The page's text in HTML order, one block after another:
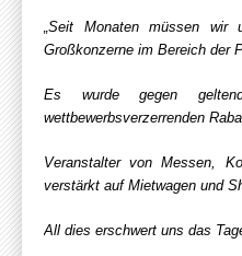
„Seit Monaten müssen wir
Großkonzerne im Bereich der
Es wurde gegen
wettbewerbsverzerrenden
Veranstalter von Messen,
verstärkt auf Mietwagen und
All dies erschwert uns das